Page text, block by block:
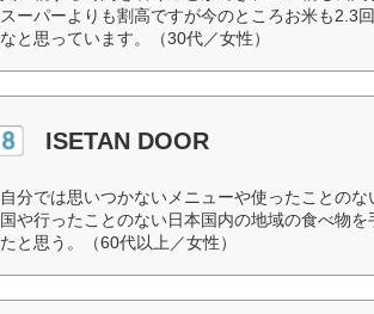
スーパーよりも割高ですが今のところお米も2.3
なと思っています。（30代／女性）
ISETAN DOOR
自分では思いつかないメニューや使ったことの
国や行ったことのない日本国内の地域の食べ物
たと思う。（60代以上／女性）